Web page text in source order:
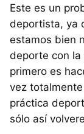
Este es un
deportista, ya
estamos bien
deporte con la
primero es
vez
práctica
sólo así